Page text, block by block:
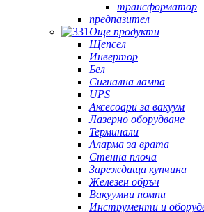
трансформатор
предпазител
Още продукти
Щепсел
Инвертор
Бел
Сигнална лампа
UPS
Аксесоари за вакуум
Лазерно оборудване
Терминали
Аларма за врата
Стенна плоча
Зареждаща купчина
Железен обръч
Вакуумни помпи
Инструменти и